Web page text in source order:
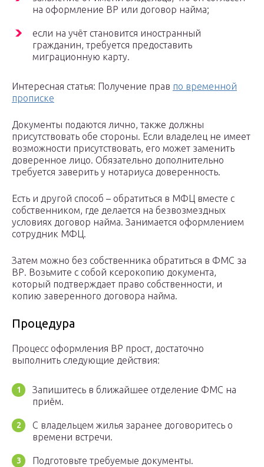
на оформление ВР или договор найма;
если на учёт становится иностранный
гражданин, требуется предоставить
миграционную карту.
Интересная статья: Получение прав по временной
прописке
Документы подаются лично, также должны
присутствовать обе стороны. Если владелец не имеет
возможности присутствовать, его может заменить
доверенное лицо. Обязательно дополнительно
требуется заверить у нотариуса доверенность.
Есть и другой способ – обратиться в МФЦ вместе с
собственником, где делается на безвозмездных
условиях договор найма. Занимается оформлением
сотрудник МФЦ.
Затем можно без собственника обратиться в ФМС за
ВР. Возьмите с собой ксерокопию документа,
который подтверждает право собственности, и
копию заверенного договора найма.
Процедура
Процесс оформления ВР прост, достаточно
выполнить следующие действия:
Запишитесь в ближайшее отделение ФМС на
приём.
С владельцем жилья заранее договоритесь о
времени встречи.
Подготовьте требуемые документы.